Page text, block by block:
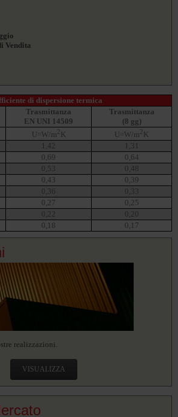
Vendita
di dispersione termica
Trasmittanza
EN UNI 14509
Trasmittanza
(8 gg)
U=W/m2 K U=W/m2 K
1,42
1,31
0,69
0,64
0,53
0,48
0,43
0,39
0,36
0,33
0,27
0,25
0,22
0,20
0,18 0,17
realizzazioni.
VISUALIZZA